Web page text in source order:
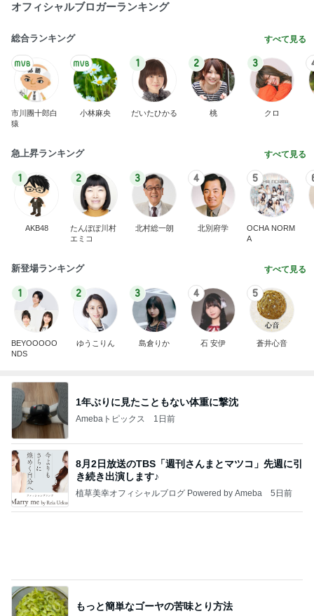
オフィシャルブロガーランキング
総合ランキング すべて見る
市川團十郎白
猿
小林麻央
1
だいたひかる
2
桃
3
クロ
急上昇ランキング すべて見る
1
AKB48
2
たんぽぽ川村
エミコ
3
北村総一朗
4
北別府学
5
OCHA NORM
A
新登場ランキング すべて見る
1
BEYOOOOO
NDS
2
ゆうこりん
3
島倉りか
4
石 安伊
5
蒼井心音
1年ぶりに見たこともない体重に撃沈
Amebaトピックス 1日前
8月2日放送のTBS「週刊さんまとマツコ」先週に引
き続き出演します♪
植草美幸オフィシャルブログ Powered by Ameba 5日前
開卡